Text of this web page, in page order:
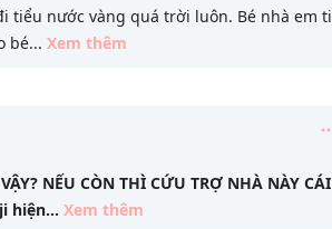
tiểu nước vàng quá trời luôn. Bé nhà em ti
bé... Xem thêm
NẾU CÒN THÌ CỨU TRỢ NHÀ NÀY CÁI
hiện... Xem thêm